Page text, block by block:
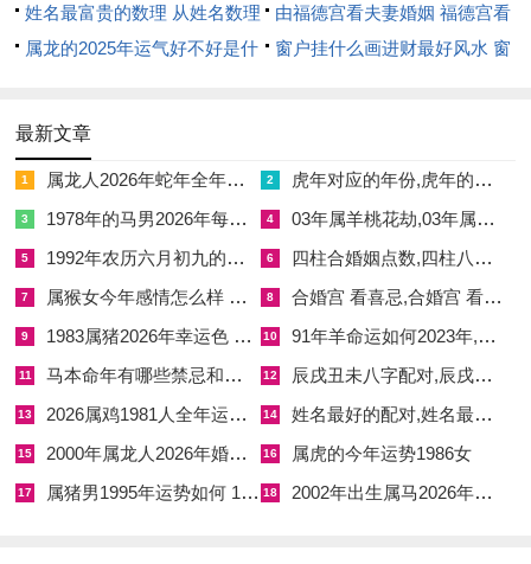
略时辰，则火过旺而克金，财星受损，故吉时不可轻忽。子平术
云，日主弱则印比为用，此例中木火为喜，故戊午日卯时堪称上
诸君择日，当以自身八字为基，流年气运为辅，若得吉日良辰，
则姻缘美满，福泽绵长。预祝百年好合，万事如意。
☑属龙人2026年蛇年全年运势 属龙人2026年全年运势
☑虎年对应的年份,虎年的年份表
☑ 1978年的马男2026年每月运势 1978年属马男在2026年每月运势
☑03年属羊桃花劫,03年属羊的桃花运
间有条线沟好不好
从哪里看
姓名最富贵的数理 从姓名数理
看富豪
由福德宫看夫妻婚姻 福德宫看
配偶生肖
属龙的2025年运气好不好是什
2025年属龙人的全年运势
窗户挂什么画进财最好风水 窗
最新文章
1 属龙人2026年蛇年全年运势 属龙人2026年全年运势 2 虎年对应的年份,虎年的年份表
3 1978年的马男2026年每月运势 1978年属马男在2026年每月运势 4 03年属羊桃花劫,03年属羊的桃花运
5 1992年农历六月初九的猴 1992年的猴 6 四柱合婚姻点数,四柱八字合婚免费算命
7 属猴女今年感情怎么样 属猴女今年的婚姻状况感情方面 8 合婚宫 看喜忌,合婚宫 看喜忌还是忌神
9 1983属猪2026年幸运色 2026年1983属猪幸运色是什么色 10 91年羊命运如何2023年,91年属羊的2023年的运势
11 马本命年有哪些禁忌和讲究 马本命年有什么讲究和方法 12 辰戌丑未八字配对,辰戌丑未的区别
13 2026属鸡1981人全年运势 1981属鸡2026年运势全年运势 14 姓名最好的配对,姓名最好的配对方式
15 2000年属龙人2026年婚姻感情运势 16 属虎的今年运势1986女
17 属猪男1995年运势如何 1995年属猪男在2026年运势怎么样 18 2002年出生属马2026年运势 2002年生属马在2026年的运势